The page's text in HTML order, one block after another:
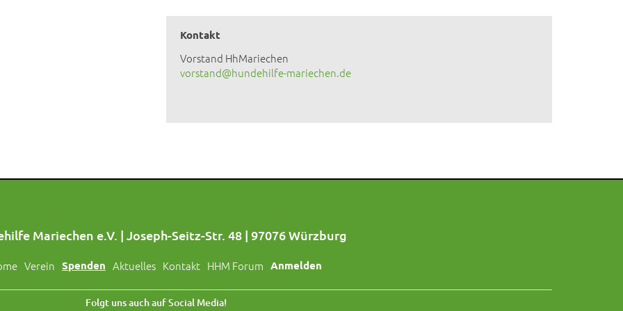
Kontakt
Vorstand HhMariechen
vorstand@hundehilfe-mariechen.de
Mariechen e.V. | Joseph-Seitz-Str. 48 | 97076 Würzburg
Verein Spenden Aktuelles Kontakt HHM Forum Anmelden
Folgt uns auch auf Social Media!